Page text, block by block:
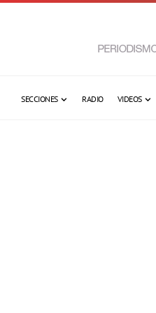
SECCIONES RADIO VIDEOS